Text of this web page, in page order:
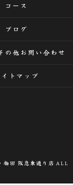
コース
ブログ
の他お問い合わせ
イトマップ
梅田 阪急東通り店 ALL